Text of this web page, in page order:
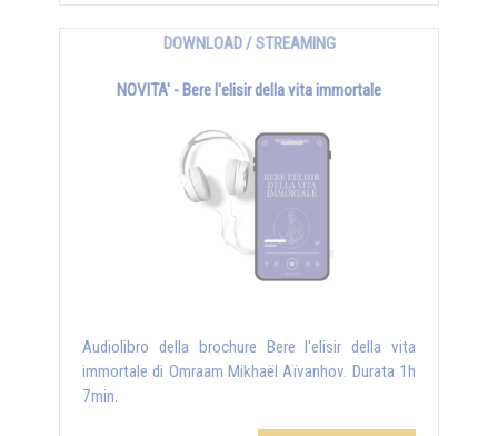
DOWNLOAD / STREAMING
NOVITA' - Bere l'elisir della vita immortale
Audiolibro della brochure Bere l'elisir della vita
immortale di Omraam Mikhaël Aïvanhov. Durata 1h
7min.